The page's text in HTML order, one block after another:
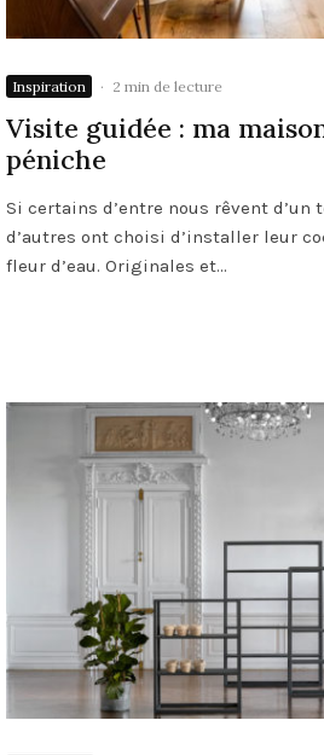
Inspiration · 2 min de lecture
Visite guidée : ma
péniche
Si certains d’entre nous rêvent d’un
d’autres ont choisi d’installer leur
fleur d’eau. Originales et...